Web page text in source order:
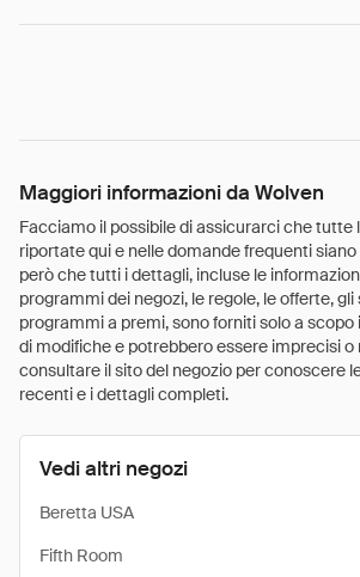
Maggiori informazioni da Wolven
Facciamo il possibile di assicurarci che tutte
riportate qui e nelle domande frequenti
però che tutti i dettagli, incluse le
programmi dei negozi, le regole, le offerte,
programmi a premi, sono forniti solo a
di modifiche e potrebbero essere imprecisi o
consultare il sito del negozio per conoscere
recenti e i dettagli completi.
Vedi altri negozi
Beretta USA
Fifth Room